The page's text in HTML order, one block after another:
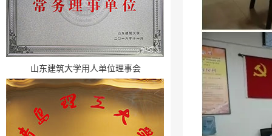
山东建筑大学用人单位理事会